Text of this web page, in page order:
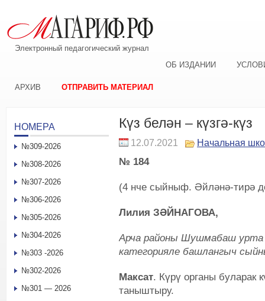
Электронный педагогический журнал
ОБ ИЗДАНИИ
АРХИВ ОТПРАВИТЬ МАТЕРИАЛ
Күз белән – күзгә-күз
12.07.2021 Начальная
№ 184
(4 нче сыйныф. Әйләнә-тирә
Лилия ЗӘЙНАГОВА,
Арча районы Шушмабаш урта
категорияле башлангыч
Максат. Күрү органы буларак
таныштыру.
НОМЕРА
№309-2026
№308-2026
№307-2026
№306-2026
№305-2026
№304-2026
№303 -2026
№302-2026
№301 — 2026